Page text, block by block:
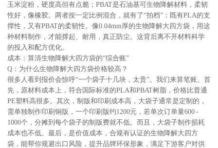
玉米淀粉，硬度高但有点脆；PBAT是石油基可生物降解材料，柔韧
性好，像橡胶。两者按一定比例混合，就有了“拍档”：既有PLA的支
撑性，又有PBAT的柔韧性。像0.04mm厚的生物降解大四方袋，用这
种材料制作，才能撑起、耐用，真正防尘。这背后离不开材料科学
的投入和配方优化。
成本：算清生物降解大四方袋的“综合账”
Q：为什么生物降解大四方袋价格较高？
很多人看到报价会惊呼“一个袋子十几块，太贵”。我们来算笔账。首
先，原材料成本上，符合国际标准的PLA和PBAT树脂，价格比普通
PE塑料高很多。其次，制版和印刷成本高，大袋子通常是定制的，
需单独制作印刷铜版，一个印刷版约1200元，若单次订单量600 -
1000个，分摊到每个袋子的制版费就不低。而且，大袋子制作损耗
成本也不低。最后，是价值成本，合规有认证的生物降解大四方
袋，能帮你规避出口风险，提升品牌环保形象，满足下游客户对供